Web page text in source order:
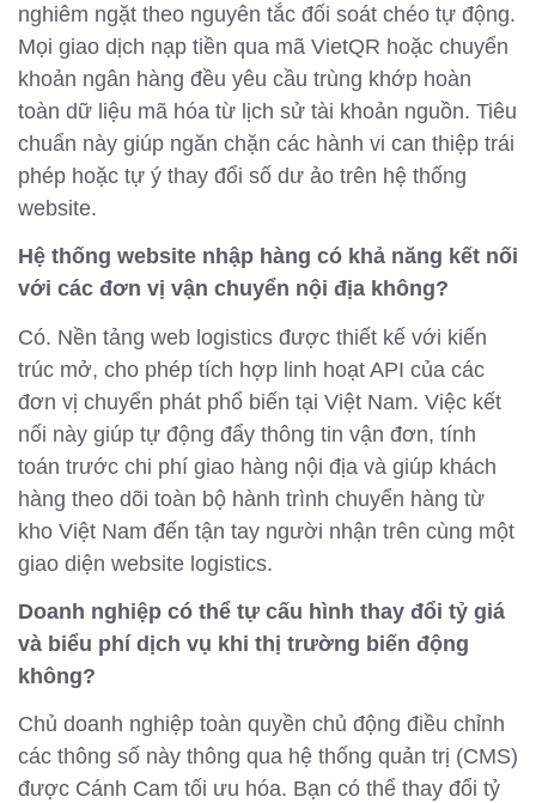
nghiêm ngặt theo nguyên tắc đối soát chéo tự động.
Mọi giao dịch nạp tiền qua mã VietQR hoặc chuyển
khoản ngân hàng đều yêu cầu trùng khớp hoàn
toàn dữ liệu mã hóa từ lịch sử tài khoản nguồn. Tiêu
chuẩn này giúp ngăn chặn các hành vi can thiệp trái
phép hoặc tự ý thay đổi số dư ảo trên hệ thống
website.
Hệ thống website nhập hàng có khả năng kết nối
với các đơn vị vận chuyển nội địa không?
Có. Nền tảng web logistics được thiết kế với kiến
trúc mở, cho phép tích hợp linh hoạt API của các
đơn vị chuyển phát phổ biến tại Việt Nam. Việc kết
nối này giúp tự động đẩy thông tin vận đơn, tính
toán trước chi phí giao hàng nội địa và giúp khách
hàng theo dõi toàn bộ hành trình chuyển hàng từ
kho Việt Nam đến tận tay người nhận trên cùng một
giao diện website logistics.
Doanh nghiệp có thể tự cấu hình thay đổi tỷ giá
và biểu phí dịch vụ khi thị trường biến động
không?
Chủ doanh nghiệp toàn quyền chủ động điều chỉnh
các thông số này thông qua hệ thống quản trị (CMS)
được Cánh Cam tối ưu hóa. Bạn có thể thay đổi tỷ